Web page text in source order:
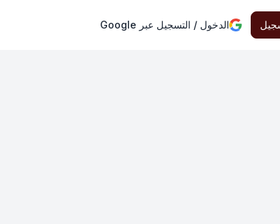
الدخول / التسجيل عبر Google